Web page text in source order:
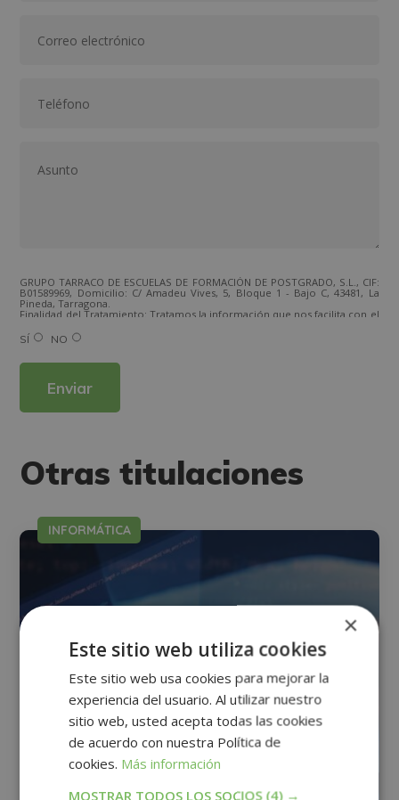
GRUPO TARRACO DE ESCUELAS DE FORMACIÓN DE POSTGRADO, S.L., CIF:
B01589969, Domicilio: C/ Amadeu Vives, 5, Bloque 1 - Bajo C, 43481, La
Pineda, Tarragona.
Finalidad del Tratamiento: Tratamos la información que nos facilita con el
los productos ofrecidos y otros tipo de productos que fueran de su
interés.
Derechos: Puede ejercitar sus derechos identificándose suficientemente,
Para más información consulte nuestra Política de Privacidad.
SÍ NO
Otras titulaciones
INFORMÁTICA
×
Este sitio web utiliza cookies
Este sitio web usa cookies para mejorar la
experiencia del usuario. Al utilizar nuestro
sitio web, usted acepta todas las cookies
de acuerdo con nuestra Política de
cookies. Más información
MOSTRAR TODOS LOS SOCIOS (4) →